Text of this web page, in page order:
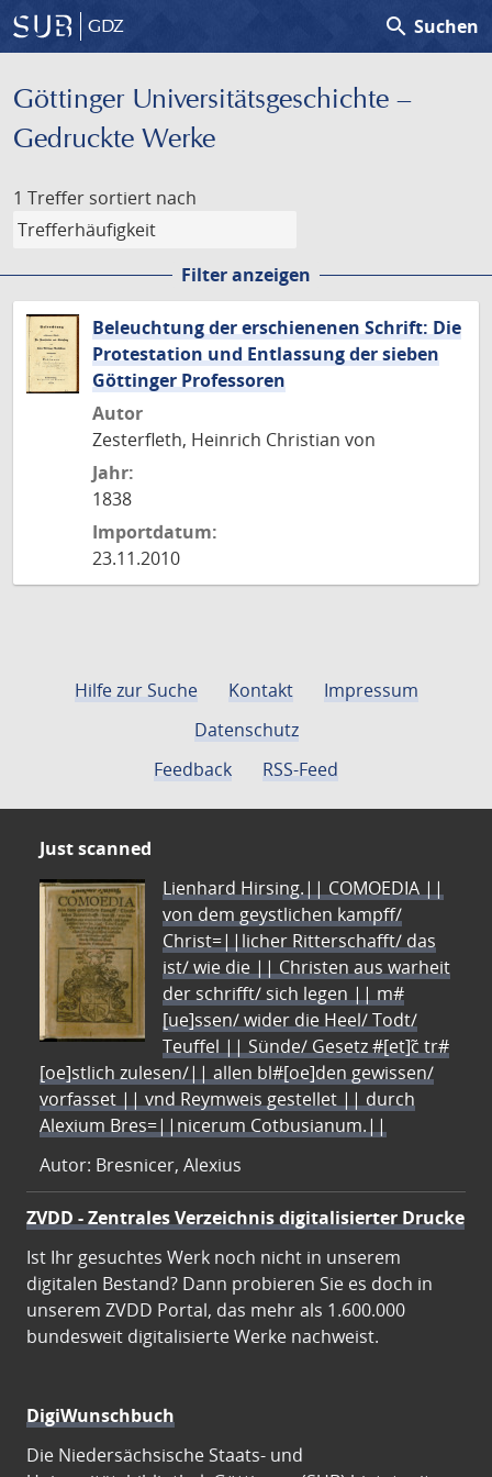
GDZ search Suchen
Göttinger Universitäts­geschichte –
Gedruckte Werke
1 Treffer sortiert nach
Filter anzeigen
Beleuchtung der erschienenen Schrift: Die
Protestation und Entlassung der sieben
Göttinger Professoren
Autor
Zesterfleth, Heinrich Christian von
Jahr:
1838
Importdatum:
23.11.2010
Hilfe zur Suche Kontakt
Impressum
Datenschutz
Feedback
RSS-Feed
Just scanned
Lienhard Hirsing.|| COMOEDIA ||
von dem geystlichen kampff/
Christ=||licher Ritterschafft/ das
ist/ wie die || Christen aus warheit
der schrifft/ sich legen || m#
[ue]ssen/ wider die Heel/ Todt/
Teuffel || Sünde/ Gesetz #[et]c̃ tr#
[oe]stlich zulesen/|| allen bl#[oe]den gewissen/
vorfasset || vnd Reymweis gestellet || durch
Alexium Bres=||nicerum Cotbusianum.||
Autor: Bresnicer, Alexius
ZVDD - Zentrales Verzeichnis digitalisierter Drucke
Ist Ihr gesuchtes Werk noch nicht in unserem
digitalen Bestand? Dann probieren Sie es doch in
unserem ZVDD Portal, das mehr als 1.600.000
bundesweit digitalisierte Werke nachweist.
DigiWunschbuch
Die Niedersächsische Staats- und